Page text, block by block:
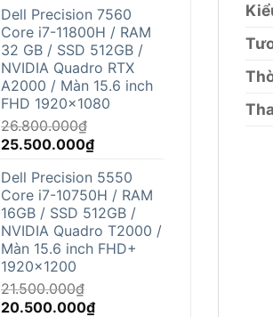
là:
19.500.000₫.
tại
là:
18.000.000₫.
Dell Precision 7560
Core i7-11800H / RAM
32 GB / SSD 512GB /
NVIDIA Quadro RTX
A2000 / Màn 15.6 inch
FHD 1920x1080
26.800.000₫
Giá
là:
26.800.000₫.
25.500.000₫Giá
tại
là:
25.500.000₫.
Dell Precision 5550
Core i7-10750H / RAM
16GB / SSD 512GB /
NVIDIA Quadro T2000 /
Màn 15.6 inch FHD+
1920x1200
21.500.000₫
Giá
20.500.000₫Giá